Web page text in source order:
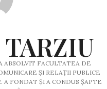
ABSOLVIT FACULTATEA DE
ȘI RELAȚII PUBLICE
A FONDAT ȘI A CONDUS ȘAPTE